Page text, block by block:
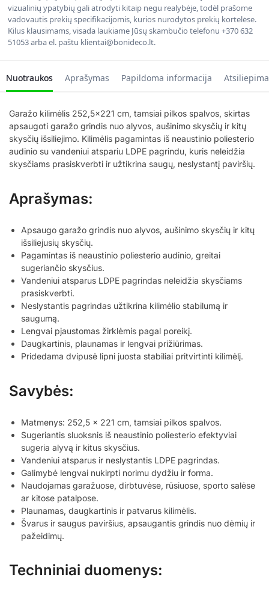
vizualinių ypatybių gali atrodyti kitaip negu realybėje, todėl prašome
vadovautis prekių specifikacijomis, kurios nurodytos prekių kortelėse.
Kilus klausimams, visada laukiame Jūsų skambučio telefonu +370 632
51053 arba el. paštu klientai@bonideco.lt.
Nuotraukos Aprašymas Papildoma informacija
Garažo kilimėlis 252,5×221 cm, tamsiai pilkos spalvos, skirtas
apsaugoti garažo grindis nuo alyvos, aušinimo skysčių ir kitų
skysčių išsiliejimo. Kilimėlis pagamintas iš neaustinio poliesterio
audinio su vandeniui atspariu LDPE pagrindu, kuris neleidžia
skysčiams prasiskverbti ir užtikrina saugų, neslystantį paviršių.
Aprašymas:
Apsaugo garažo grindis nuo alyvos, aušinimo skysčių ir kitų
išsiliejusių skysčių.
Pagamintas iš neaustinio poliesterio audinio, greitai
sugeriančio skysčius.
Vandeniui atsparus LDPE pagrindas neleidžia skysčiams
prasiskverbti.
Neslystantis pagrindas užtikrina kilimėlio stabilumą ir
saugumą.
Lengvai pjaustomas žirklėmis pagal poreikį.
Daugkartinis, plaunamas ir lengvai prižiūrimas.
Pridedama dvipusė lipni juosta stabiliai pritvirtinti kilimėlį.
Savybės:
Matmenys: 252,5 x 221 cm, tamsiai pilkos spalvos.
Sugeriantis sluoksnis iš neaustinio poliesterio efektyviai
sugeria alyvą ir kitus skysčius.
Vandeniui atsparus ir neslystantis LDPE pagrindas.
Galimybė lengvai nukirpti norimu dydžiu ir forma.
Naudojamas garažuose, dirbtuvėse, rūsiuose, sporto salėse
ar kitose patalpose.
Plaunamas, daugkartinis ir patvarus kilimėlis.
Švarus ir saugus paviršius, apsaugantis grindis nuo dėmių ir
pažeidimų.
Techniniai duomenys: